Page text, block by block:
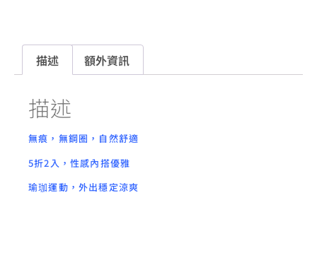
描述 額外資訊
描述
無痕，無鋼圈，自然舒適
5折2入，性感內搭優雅
瑜珈運動，外出穩定涼爽